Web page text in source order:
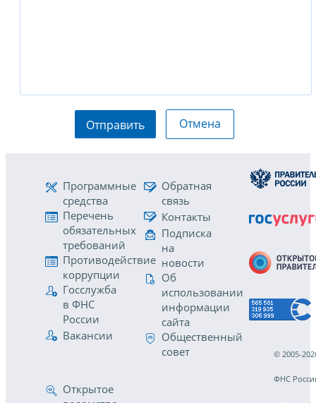
Отправить Отмена
Программные
средства
Перечень
обязательных
требований
Противодействие
коррупции
Госслужба
в ФНС
России
Вакансии
Обратная
связь
Контакты
Подписка
на
новости
Об
использовании
информации
сайта
Общественный
совет
Открытое
© 2005-
ФНС